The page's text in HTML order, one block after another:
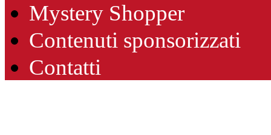
Mystery Shopper
Contenuti sponsorizzati
Contatti